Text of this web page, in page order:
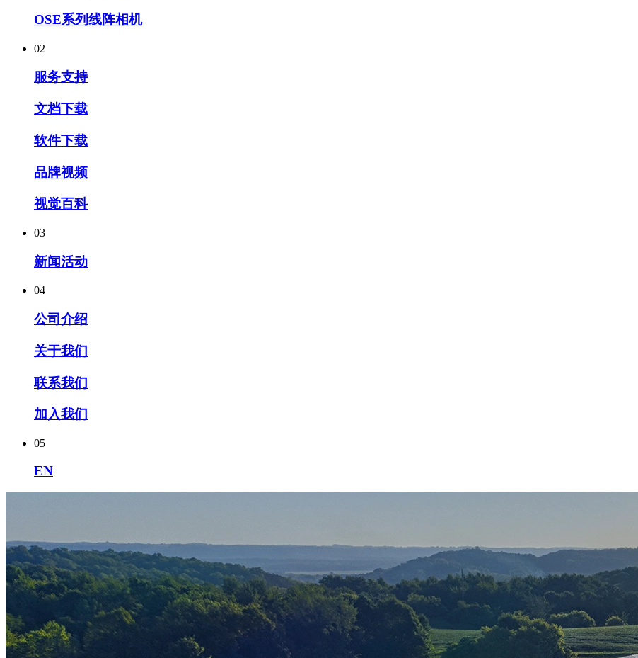
OSE系列线阵相机
02
服务支持
文档下载
软件下载
品牌视频
视觉百科
03
新闻活动
04
公司介绍
关于我们
联系我们
加入我们
05
EN